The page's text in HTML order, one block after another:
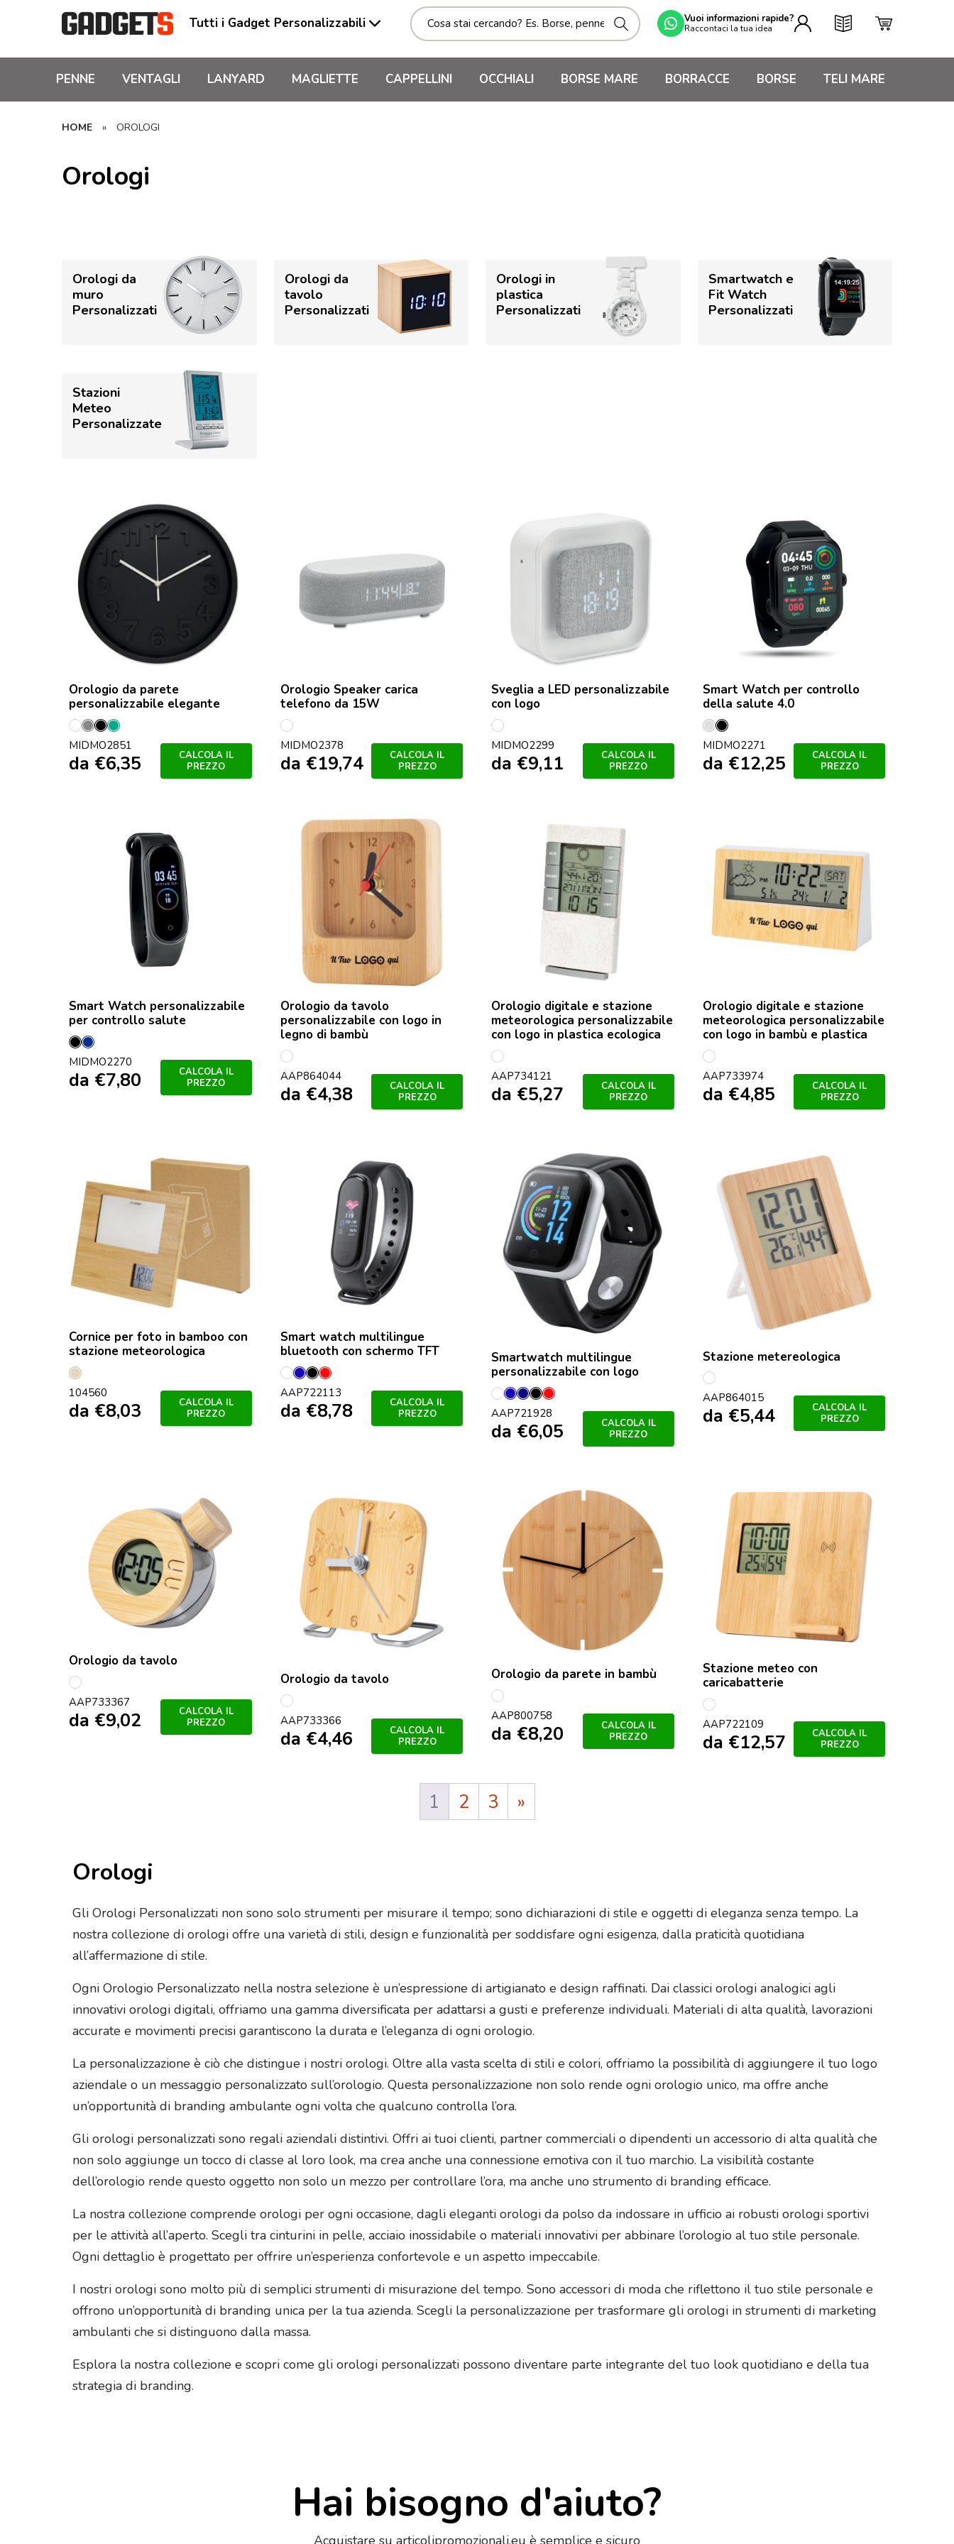
Tutti i Gadget Personalizzabili Vuoi informazioni rapide?
Raccontaci la tua idea
PENNE VENTAGLI LANYARD MAGLIETTE CAPPELLINI OCCHIALI BORSE MARE BORRACCE BORSE TELI MARE
HOME » OROLOGI
Orologi
Orologi da
muro
Personalizzati
Orologi da
tavolo
Personalizzati
Orologi in
plastica
Personalizzati
Smartwatch e
Fit Watch
Personalizzati
Stazioni
Meteo
Personalizzate
Orologio da parete
personalizzabile elegante
Bianco
Grigio
NeroVerde
Menta
MIDMO2851
da €6,35
CALCOLA IL
PREZZO
Orologio Speaker carica
telefono da 15W
Bianco
MIDMO2378
da €19,74
CALCOLA IL
PREZZO
Sveglia a LED personalizzabile
con logo
Bianco
MIDMO2299
da €9,11
CALCOLA IL
PREZZO
Smart Watch per controllo
della salute 4.0
Argento
Nero
MIDMO2271
da €12,25
CALCOLA IL
PREZZO
Smart Watch personalizzabile
per controllo salute
NeroFrancese
Navy
MIDMO2270
da €7,80
CALCOLA IL
PREZZO
Orologio da tavolo
personalizzabile con logo in
legno di bambù
multicolore
AAP864044
da €4,38
CALCOLA IL
PREZZO
Orologio digitale e stazione
meteorologica personalizzabile
con logo in plastica ecologica
Bianco
AAP734121
da €5,27
CALCOLA IL
PREZZO
Orologio digitale e stazione
meteorologica personalizzabile
con logo in bambù e plastica
multicolore
AAP733974
da €4,85
CALCOLA IL
PREZZO
Cornice per foto in bamboo con
stazione meteorologica
Naturale
104560
da €8,03
CALCOLA IL
PREZZO
Smart watch multilingue
bluetooth con schermo TFT
Bianco
BluNeroRosso
AAP722113
da €8,78
CALCOLA IL
PREZZO
Smartwatch multilingue
personalizzabile con logo
Bianco
BluBlu
Scuro
NeroRosso
AAP721928
da €6,05
CALCOLA IL
PREZZO
Stazione metereologica
multicolore
AAP864015
da €5,44
CALCOLA IL
PREZZO
Orologio da tavolo
multicolore
AAP733367
da €9,02
CALCOLA IL
PREZZO
Orologio da tavolo
multicolore
AAP733366
da €4,46
CALCOLA IL
PREZZO
Orologio da parete in bambù
multicolore
AAP800758
da €8,20
CALCOLA IL
PREZZO
Stazione meteo con
caricabatterie
multicolore
AAP722109
da €12,57
CALCOLA IL
PREZZO
1 2 3 »
Orologi
Gli Orologi Personalizzati non sono solo strumenti per misurare il tempo; sono dichiarazioni di stile e oggetti di eleganza senza tempo. La
nostra collezione di orologi offre una varietà di stili, design e funzionalità per soddisfare ogni esigenza, dalla praticità quotidiana
all’affermazione di stile.
Ogni Orologio Personalizzato nella nostra selezione è un’espressione di artigianato e design raffinati. Dai classici orologi analogici agli
innovativi orologi digitali, offriamo una gamma diversificata per adattarsi a gusti e preferenze individuali. Materiali di alta qualità, lavorazioni
accurate e movimenti precisi garantiscono la durata e l’eleganza di ogni orologio.
La personalizzazione è ciò che distingue i nostri orologi. Oltre alla vasta scelta di stili e colori, offriamo la possibilità di aggiungere il tuo logo
aziendale o un messaggio personalizzato sull’orologio. Questa personalizzazione non solo rende ogni orologio unico, ma offre anche
un’opportunità di branding ambulante ogni volta che qualcuno controlla l’ora.
Gli orologi personalizzati sono regali aziendali distintivi. Offri ai tuoi clienti, partner commerciali o dipendenti un accessorio di alta qualità che
non solo aggiunge un tocco di classe al loro look, ma crea anche una connessione emotiva con il tuo marchio. La visibilità costante
dell’orologio rende questo oggetto non solo un mezzo per controllare l’ora, ma anche uno strumento di branding efficace.
La nostra collezione comprende orologi per ogni occasione, dagli eleganti orologi da polso da indossare in ufficio ai robusti orologi sportivi
per le attività all’aperto. Scegli tra cinturini in pelle, acciaio inossidabile o materiali innovativi per abbinare l’orologio al tuo stile personale.
Ogni dettaglio è progettato per offrire un’esperienza confortevole e un aspetto impeccabile.
I nostri orologi sono molto più di semplici strumenti di misurazione del tempo. Sono accessori di moda che riflettono il tuo stile personale e
offrono un’opportunità di branding unica per la tua azienda. Scegli la personalizzazione per trasformare gli orologi in strumenti di marketing
ambulanti che si distinguono dalla massa.
Esplora la nostra collezione e scopri come gli orologi personalizzati possono diventare parte integrante del tuo look quotidiano e della tua
strategia di branding.
Hai bisogno d'aiuto?